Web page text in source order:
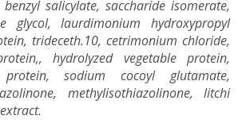
salicylate, saccharide isomerate,
glycol, laurdimonium hydroxypropyl
trideceth.10, cetrimonium chloride,
hydrolyzed vegetable protein,
sodium cocoyl glutamate,
methylisothiazolinone, litchi